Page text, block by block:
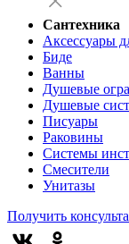
Сантехника
Аксессуары
Биде
Ванны
Душевые
Душевые
Писуары
Раковины
Системы
Смесители
Унитазы
Получить